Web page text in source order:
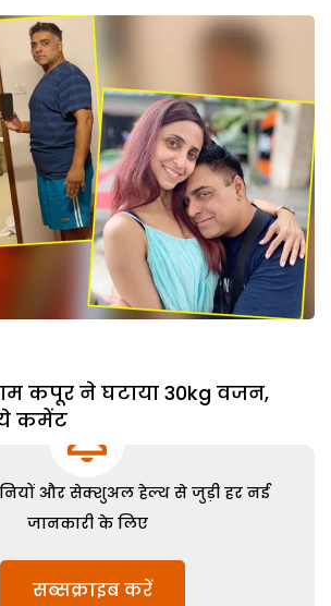
कपूर ने घटाया 30kg वजन,
ये कमेंट
और सेक्शुअल हेल्थ से जुड़ी हर नई
जानकारी के लिए
सब्सक्राइब करें